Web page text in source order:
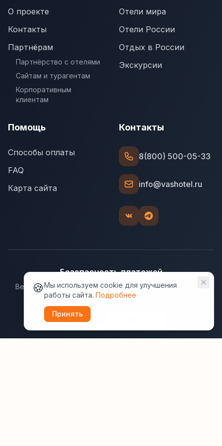
О проекте
Контакты
Партнёрам
Партнёрство с отелями
Сайтам и турагентам
Корпоративным
клиентам
Отели мира
Отели России
Отдых в России
Экскурсии
Помощь
Способы оплаты
FAQ
Карта сайта
Контакты
8(800) 500-05-33
info@vashotel.ru
Безопасность платежей
Ведущие платёжные системы гарантируют надёжную
защиту данных.
🍪Мы используем cookie для улучшения
работы сайта. Подробнее
Принять